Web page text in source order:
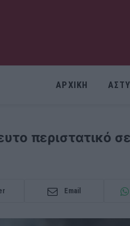
ΑΡΧΙΚΗ
περιστατικό
Email